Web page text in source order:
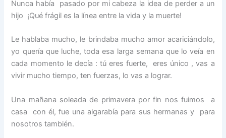
Nunca había pasado por mi cabeza la idea de perder a un
hijo ¡Qué frágil es la línea entre la vida y la muerte!
Le hablaba mucho, le brindaba mucho amor acariciándolo,
yo quería que luche, toda esa larga semana que lo veía en
cada momento le decía : tú eres fuerte, eres único , vas a
vivir mucho tiempo, ten fuerzas, lo vas a lograr.
Una mañana soleada de primavera por fin nos fuimos a
casa con él, fue una algarabía para sus hermanas y para
nosotros también.